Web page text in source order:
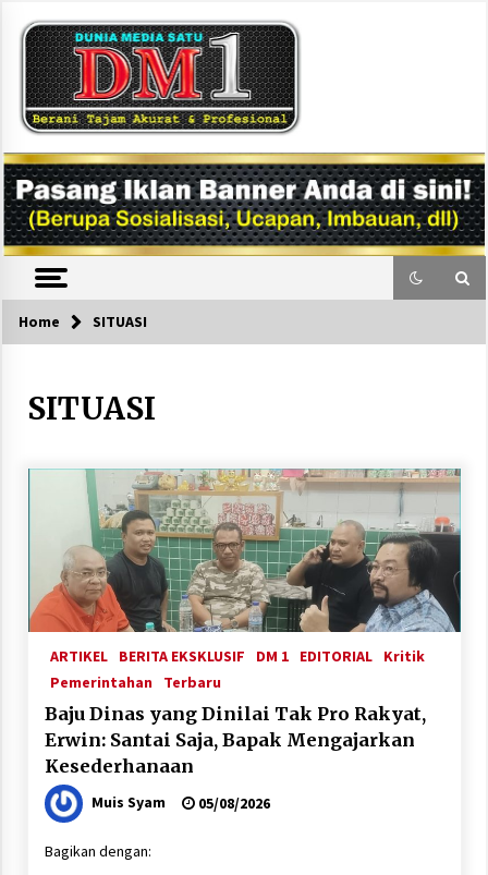
content
DM1
Home SITUASI
SITUASI
ARTIKEL BERITA EKSKLUSIF DM 1 EDITORIAL
Kritik
Pemerintahan
Terbaru
Baju Dinas yang Dinilai Tak Pro Rakyat,
Erwin: Santai Saja, Bapak Mengajarkan
Kesederhanaan
Muis Syam 05/08/2026
Bagikan dengan: